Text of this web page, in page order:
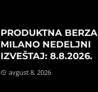
PRODUKTNA BERZA
MILANO NEDELJNI
IZVEŠTAJ: 8.8.2026.
avgust 8, 2026